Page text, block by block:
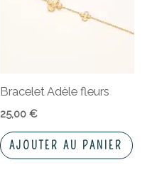
Bracelet Adèle fleurs
25,00 €
AJOUTER AU PANIER